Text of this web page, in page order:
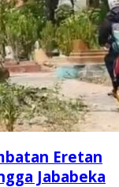
Eretan
Jababeka